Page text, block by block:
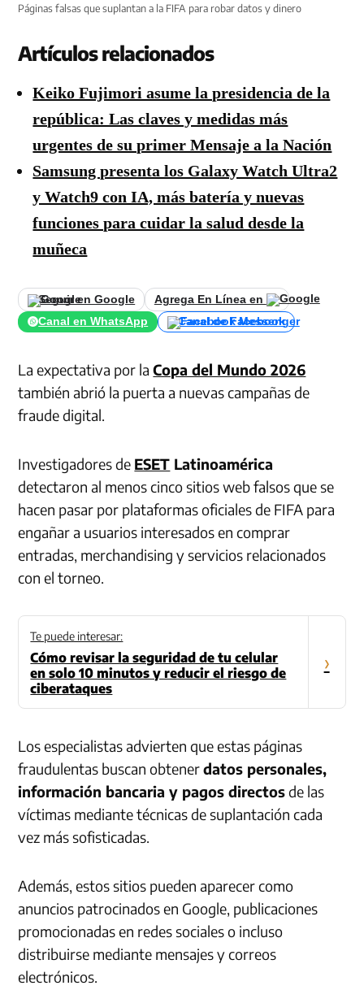
Páginas falsas que suplantan a la FIFA para robar datos y dinero
Artículos relacionados
Keiko Fujimori asume la presidencia de la
república: Las claves y medidas más
urgentes de su primer Mensaje a la Nación
Samsung presenta los Galaxy Watch Ultra2
y Watch9 con IA, más batería y nuevas
funciones para cuidar la salud desde la
muñeca
Seguir en Google
Agrega En Línea en
Canal en WhatsApp
Canal de Facebook
La expectativa por laCopa del Mundo 2026
también abrió la puerta a nuevas campañas de
fraude digital.
Investigadores de ESET Latinoamérica
detectaron al menos cinco sitios web falsos que se
hacen pasar por plataformas oficiales de FIFA para
engañar a usuarios interesados en comprar
entradas, merchandising y servicios relacionados
con el torneo.
Te puede interesar:
Cómo revisar la seguridad de tu celular
en solo 10 minutos y reducir el riesgo de
ciberataques
›
Los especialistas advierten que estas páginas
fraudulentas buscan obtenerdatos personales,
información bancaria y pagos directosde las
víctimas mediante técnicas de suplantación cada
vez más sofisticadas.
Además, estos sitios pueden aparecer como
anuncios patrocinados en Google, publicaciones
promocionadas en redes sociales o incluso
distribuirse mediante mensajes y correos
electrónicos.